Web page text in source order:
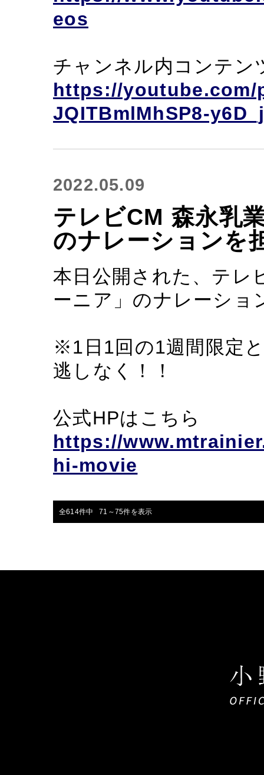
eos
チャンネル内コンテン
https://
JQITBmlMhSP8-
2022.05.09
テレビCM 森永乳
のナレーションを
本日公開された、テレ
ーニア」のナレーショ
※1日1回の1週間限定
逃しなく！！
公式HPはこちら
https://
hi-movie
全614件中 71～75件を表示